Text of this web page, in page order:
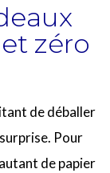
zéro
de déballer
Pour
de papier